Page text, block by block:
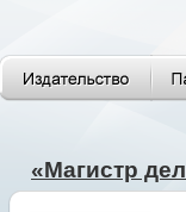
«Магистр